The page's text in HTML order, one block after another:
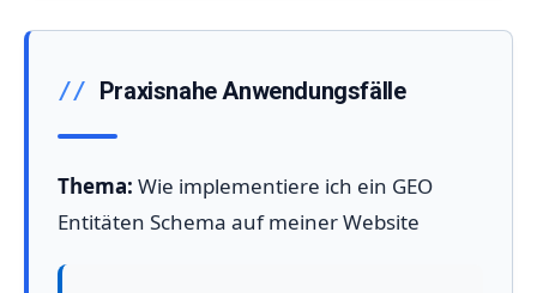
Praxisnahe Anwendungsfälle
Thema: Wie implementiere ich ein GEO
Entitäten Schema auf meiner Website